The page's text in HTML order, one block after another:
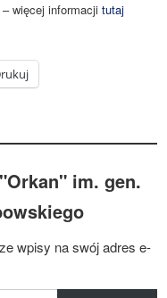
– więcej informacjitutaj
im. gen.
wpisy na swój adres e-